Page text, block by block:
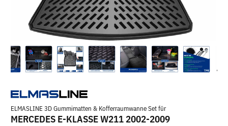
ELMASLINE 3D Gummimatten & Kofferraumwanne Set für
MERCEDES E-KLASSE W211 2002-2009